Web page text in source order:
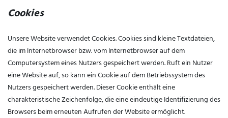
Cookies
Unsere Website verwendet Cookies. Cookies sind kleine Textdateien,
die im Internetbrowser bzw. vom Internetbrowser auf dem
Computersystem eines Nutzers gespeichert werden. Ruft ein Nutzer
eine Website auf, so kann ein Cookie auf dem Betriebssystem des
Nutzers gespeichert werden. Dieser Cookie enthält eine
charakteristische Zeichenfolge, die eine eindeutige Identifizierung des
Browsers beim erneuten Aufrufen der Website ermöglicht.